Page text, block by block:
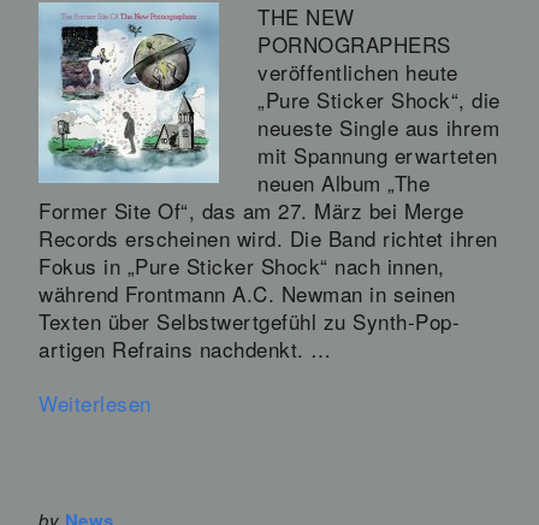
THE NEW
PORNOGRAPHERS
veröffentlichen heute
„Pure Sticker Shock“, die
neueste Single aus ihrem
mit Spannung erwarteten
neuen Album „The
Former Site Of“, das am 27. März bei Merge
Records erscheinen wird. Die Band richtet ihren
Fokus in „Pure Sticker Shock“ nach innen,
während Frontmann A.C. Newman in seinen
Texten über Selbstwertgefühl zu Synth-Pop-
artigen Refrains nachdenkt. …
Weiterlesen
by